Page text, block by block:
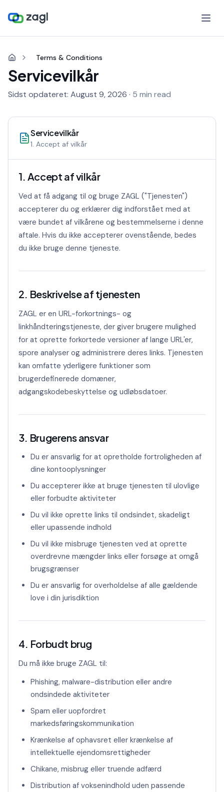
Terms & Conditions
Servicevilkår
Sidst opdateret: August 9, 2026 · 5 min read
Servicevilkår
1. Accept af vilkår
1. Accept af vilkår
Ved at få adgang til og bruge ZAGL ("Tjenesten")
accepterer du og erklærer dig indforstået med at
være bundet af vilkårene og bestemmelserne i denne
aftale. Hvis du ikke accepterer ovenstående, bedes
du ikke bruge denne tjeneste.
2. Beskrivelse af tjenesten
ZAGL er en URL-forkortnings- og
linkhåndteringstjeneste, der giver brugere mulighed
for at oprette forkortede versioner af lange URL'er,
spore analyser og administrere deres links. Tjenesten
kan omfatte yderligere funktioner som
brugerdefinerede domæner,
adgangskodebeskyttelse og udløbsdatoer.
3. Brugerens ansvar
Du er ansvarlig for at opretholde fortroligheden af
dine kontooplysninger
Du accepterer ikke at bruge tjenesten til ulovlige
eller forbudte aktiviteter
Du vil ikke oprette links til ondsindet, skadeligt
eller upassende indhold
Du vil ikke misbruge tjenesten ved at oprette
overdrevne mængder links eller forsøge at omgå
brugsgrænser
Du er ansvarlig for overholdelse af alle gældende
love i din jurisdiktion
4. Forbudt brug
Du må ikke bruge ZAGL til:
Phishing, malware-distribution eller andre
ondsindede aktiviteter
Spam eller uopfordret
markedsføringskommunikation
Krænkelse af ophavsret eller krænkelse af
intellektuelle ejendomsrettigheder
Chikane, misbrug eller truende adfærd
Distribution af voksenindhold uden passende